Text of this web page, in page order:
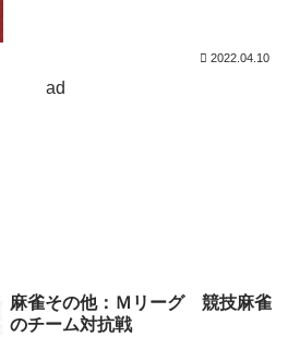
2022.04.10
ad
麻雀その他：Ｍリーグ 競技麻雀
のチーム対抗戦